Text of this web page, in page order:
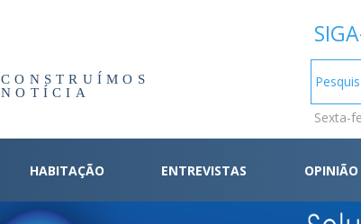
CONSTRUÍMOS
NOTÍCIA
Sexta-
HABITAÇÃO ENTREVISTAS OPINIÃO